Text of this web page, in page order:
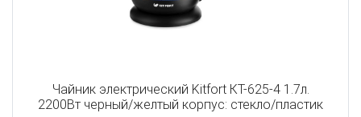
Чайник электрический Kitfort КТ-625-4 1.7л.
2200Вт черный/желтый корпус: стекло/пластик